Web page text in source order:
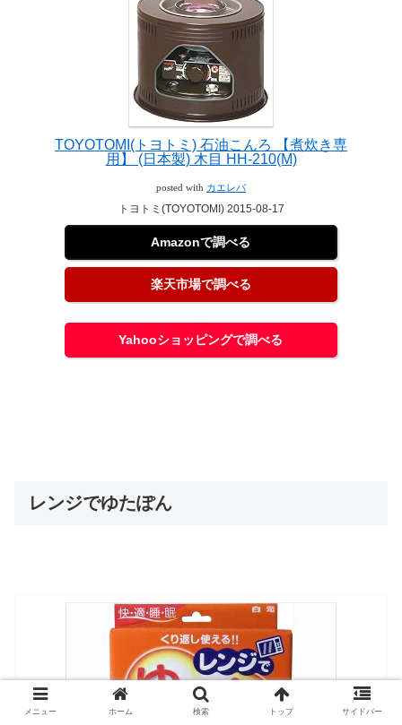
TOYOTOMI(トヨトミ) 石油こんろ 【煮炊き専
用】 (日本製) 木目 HH-210(M)
posted with カエレバ
トヨトミ(TOYOTOMI) 2015-08-17
Amazonで調べる
楽天市場で調べる
Yahooショッピングで調べる
レンジでゆたぽん
メニュー ホーム 検索 トップ サイドバー